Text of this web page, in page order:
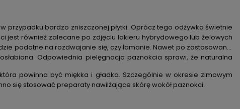
bardzo zniszczonej płytki. Oprócz tego odżywka świetnie
jest również zalecane po zdjęciu lakieru hybrydowego lub żelowych
podatne na rozdwajanie się, czy łamanie. Nawet po zastosowaniu
Odpowiednia pielęgnacja paznokcia sprawi, że naturalna
powinna być miękka i gładka. Szczególnie w okresie zimowym
się stosować preparaty nawilżające skórę wokół paznokci.